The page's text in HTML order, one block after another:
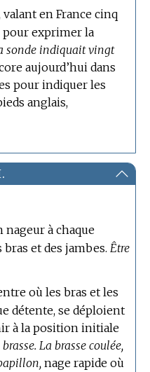
en France cinq
pour exprimer la
sonde indiquait vingt
aujourd’hui dans
pour indiquer les
anglais,
nageur à chaque
et des jambes. Être
où les bras et les
détente, se déploient
à la position initiale
La brasse coulée,
nage rapide où